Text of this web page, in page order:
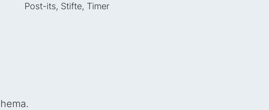
Post-its, Stifte, Timer